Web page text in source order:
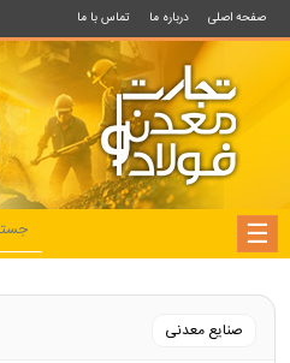
صفحه اصلی درباره ما تماس با ما
صنایع معدنی